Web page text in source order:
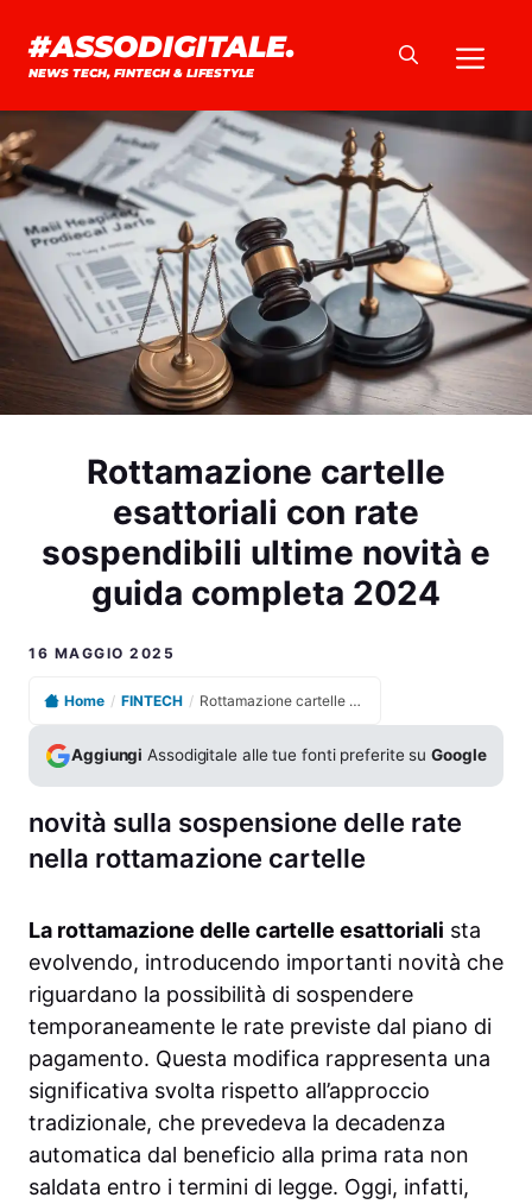
contenuto
#ASSODIGITALE.
NEWS TECH, FINTECH & LIFESTYLE
Rottamazione cartelle
esattoriali con rate
sospendibili ultime novità e
guida completa 2024
16 MAGGIO 2025
Home / FINTECH / Rottamazione cartelle esattoriali con rate sospendibili ultime novità e guida completa 2024
Aggiungi Assodigitale alle tue fonti preferite suGoogle
novità sulla sospensione delle rate
nella rottamazione cartelle
La rottamazione delle cartelle esattoriali sta
evolvendo, introducendo importanti novità che
riguardano la possibilità di sospendere
temporaneamente le rate previste dal piano di
pagamento. Questa modifica rappresenta una
significativa svolta rispetto all’approccio
tradizionale, che prevedeva la decadenza
automatica dal beneficio alla prima rata non
saldata entro i termini di legge. Oggi, infatti,